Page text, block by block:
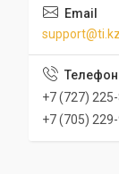
support@ti.kz
+7 (727)
+7 (705)